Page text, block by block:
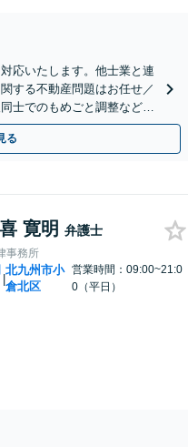
応いたします。他士業と連
する不動産問題はお任せ／
士でのもめごと調整など」
間相談可】
る
寛明 弁護士
事務所
|
北九州市小
倉北区
営業時間：09:00~21:0
0（平日）